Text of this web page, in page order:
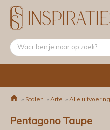
» Stalen » Arte » Alle
Pentagono Taupe